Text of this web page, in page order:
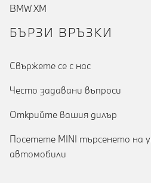
BMW XM
БЪРЗИ ВРЪЗКИ
Cвържете се с нас
Често задавани въпроси
Открийте вашия дилър
Посетете MINI търсенето на
автомобили